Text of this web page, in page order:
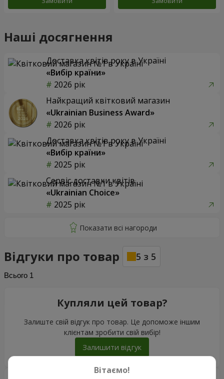
Наші досягнення
Доставка квітів року в Україні
«Вибір країни»
2026 рік
Найкращий квітковий магазин
«Ukrainian Business Award»
2026 рік
Доставка квітів року в Україні
«Вибір країни»
2025 рік
Сервіс доставки квітів
«Ukrainian Choice»
2025 рік
Відгуки про товар 5 з 5
Всього 1
Купляли цей товар?
Залиште свій відгук про товар. Це допоможе іншим
клієнтам зробити свій вибір!
Залишити відгук
Вітаємо!